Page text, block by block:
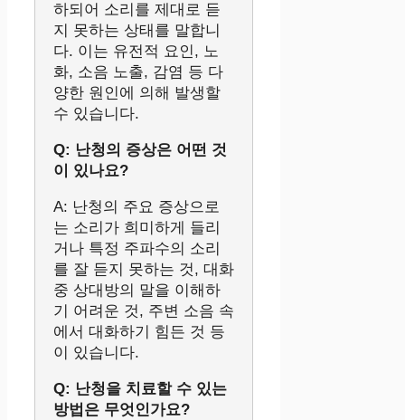
하되어 소리를 제대로 듣
지 못하는 상태를 말합니
다. 이는 유전적 요인, 노
화, 소음 노출, 감염 등 다
양한 원인에 의해 발생할
수 있습니다.
Q: 난청의 증상은 어떤 것
이 있나요?
A: 난청의 주요 증상으로
는 소리가 희미하게 들리
거나 특정 주파수의 소리
를 잘 듣지 못하는 것, 대화
중 상대방의 말을 이해하
기 어려운 것, 주변 소음 속
에서 대화하기 힘든 것 등
이 있습니다.
Q: 난청을 치료할 수 있는
방법은 무엇인가요?